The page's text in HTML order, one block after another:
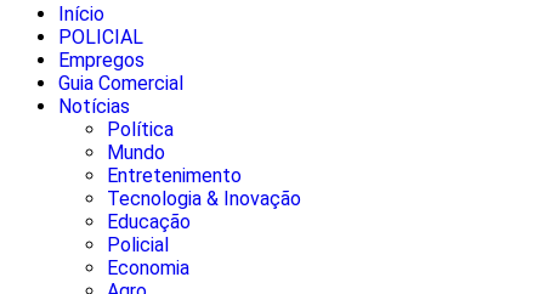
Início
POLICIAL
Empregos
Guia Comercial
Notícias
Política
Mundo
Entretenimento
Tecnologia & Inovação
Educação
Policial
Economia